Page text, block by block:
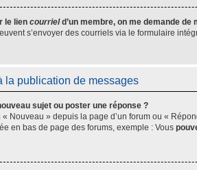
le lien courrield’un membre, on me demande de
s’envoyer des courriels via le formulaire
la publication de messages
sujet ou poster une réponse ?
Nouveau » depuis la page d’un forum ou «
en bas de page des forums, exemple : Vous